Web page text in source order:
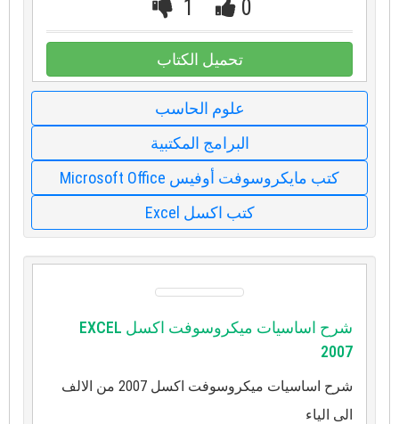
0
1
تحميل الكتاب
علوم الحاسب
البرامج المكتبية
كتب مايكروسوفت أوفيس Microsoft Office
كتب اكسل Excel
شرح اساسيات ميكروسوفت اكسل EXCEL
2007
شرح اساسيات ميكروسوفت اكسل 2007 من الالف
الى الياء